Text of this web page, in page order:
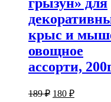
крыс и
овощное
ассорти,
189₽ 180 ₽Текущая